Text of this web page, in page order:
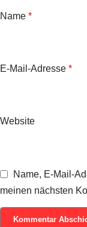
Name *
E-Mail-Adresse *
Website
Name, E-Mail-
meinen nächsten